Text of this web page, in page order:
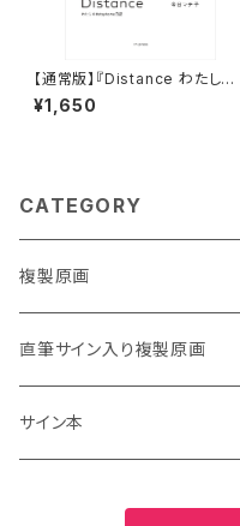
【通常版】『Distance わたしの#
stayhome日記』
¥1,650
CATEGORY
複製原画
直筆サイン入り複製原画
サイン本